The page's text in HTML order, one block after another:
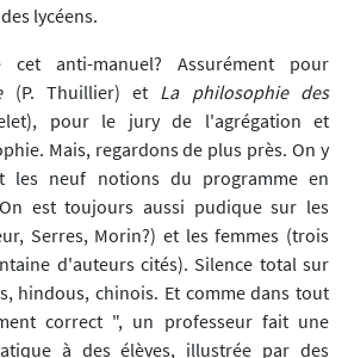
lycéens.
cet anti-manuel? Assurément pour
(P. Thuillier) et La philosophie des
pour le jury de l'agrégation et
Mais, regardons de plus près. On y
les neuf notions du programme en
est toujours aussi pudique sur les
Serres, Morin?) et les femmes (trois
d'auteurs cités). Silence total sur
hindous, chinois. Et comme dans tout
correct ", un professeur fait une
à des élèves, illustrée par des